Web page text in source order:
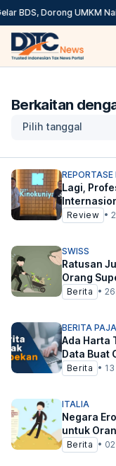
BDS, Dorong UMKM
Berkaitan
Pilih tanggal
Lagi,
Review •
SWISS
Ratusan
Orang
Berita •
BERITA
Ada Harta
Data Buat
Berita •
ITALIA
Negara
untuk
Berita •